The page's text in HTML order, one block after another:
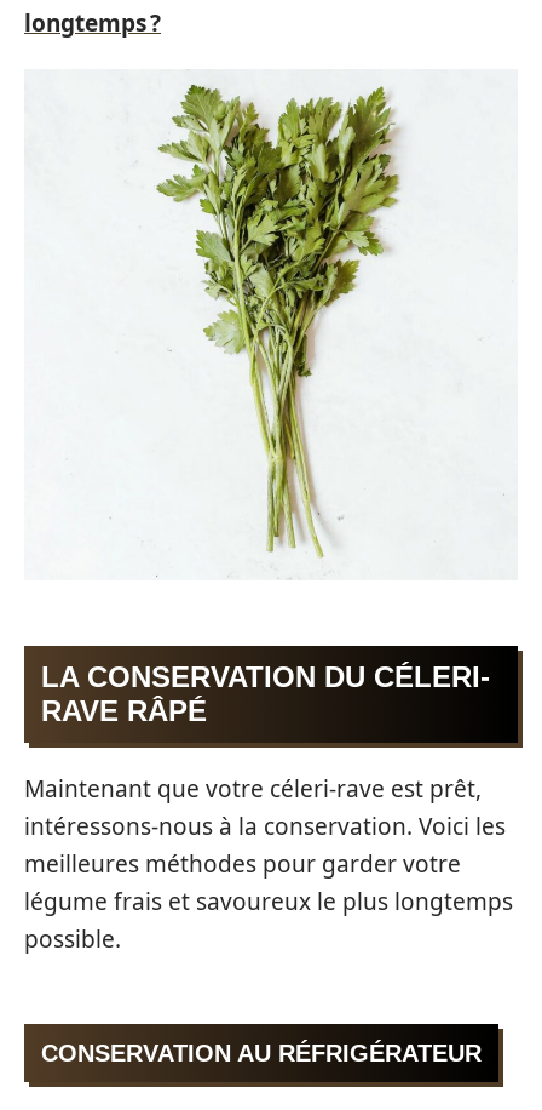
longtemps ?
LA CONSERVATION DU CÉLERI-
RAVE RÂPÉ
Maintenant que votre céleri-rave est prêt,
intéressons-nous à la conservation. Voici les
meilleures méthodes pour garder votre
légume frais et savoureux le plus longtemps
possible.
CONSERVATION AU RÉFRIGÉRATEUR